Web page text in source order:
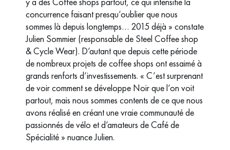
concurrence faisant presqu’oublier que nous
sommes là depuis longtemps… 2015 déjà » constate
Julien Sommier (responsable de Steel Coffee shop
& Cycle Wear). D’autant que depuis cette période
de nombreux projets de coffee shops ont essaimé à
grands renforts d’investissements. « C’est surprenant
de voir comment se développe Noir que l’on voit
partout, mais nous sommes contents de ce que nous
avons réalisé en créant une vraie communauté de
passionnés de vélo et d’amateurs de Café de
Spécialité » nuance Julien.